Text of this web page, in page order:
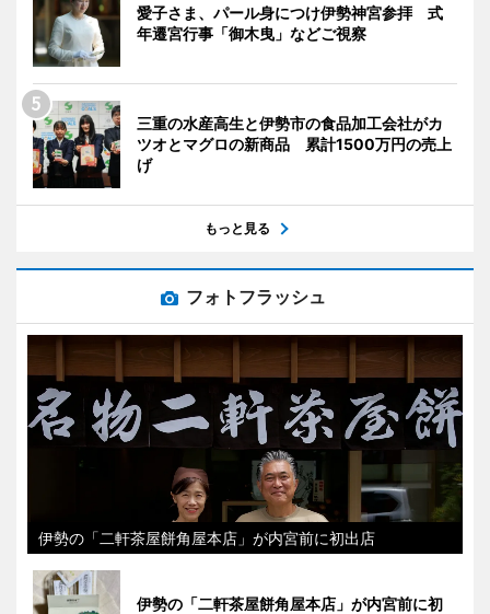
愛子さま、パール身につけ伊勢神宮参拝 式
年遷宮行事「御木曳」などご視察
三重の水産高生と伊勢市の食品加工会社がカ
ツオとマグロの新商品 累計1500万円の売上
げ
もっと見る
フォトフラッシュ
伊勢の「二軒茶屋餅角屋本店」が内宮前に初出店
伊勢の「二軒茶屋餅角屋本店」が内宮前に初